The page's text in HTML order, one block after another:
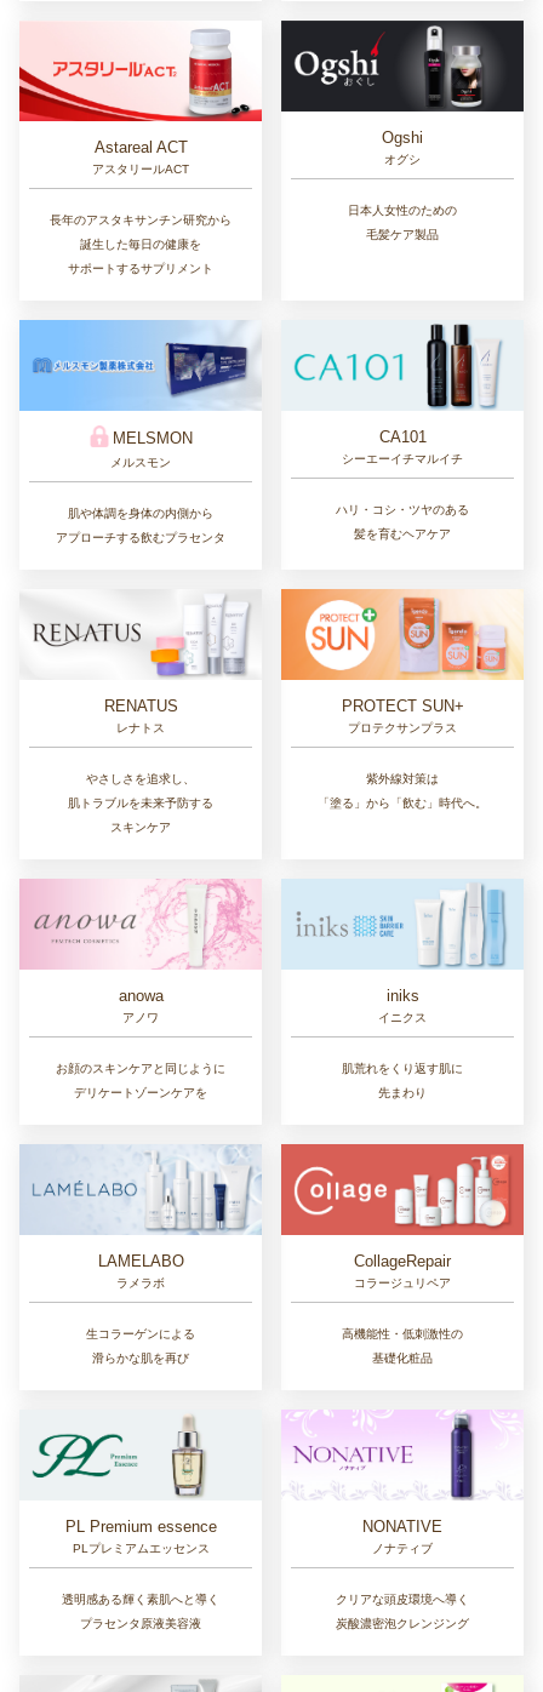
Astareal ACT
アスタリールACT
長年のアスタキサンチン研究から
誕生した毎日の健康を
サポートするサプリメント
Ogshi
オグシ
日本人女性のための
毛髪ケア製品
MELSMON
メルスモン
肌や体調を身体の内側から
アプローチする飲むプラセンタ
CA101
シーエーイチマルイチ
ハリ・コシ・ツヤのある
髪を育むヘアケア
RENATUS
レナトス
やさしさを追求し、
肌トラブルを未来予防する
スキンケア
PROTECT SUN+
プロテクサンプラス
紫外線対策は
「塗る」から「飲む」時代へ。
anowa
アノワ
お顔のスキンケアと同じように
デリケートゾーンケアを
iniks
イニクス
肌荒れをくり返す肌に
先まわり
LAMELABO
ラメラボ
生コラーゲンによる
滑らかな肌を再び
CollageRepair
コラージュリペア
高機能性・低刺激性の
基礎化粧品
PL Premium essence
PLプレミアムエッセンス
透明感ある輝く素肌へと導く
プラセンタ原液美容液
NONATIVE
ノナティブ
クリアな頭皮環境へ導く
炭酸濃密泡クレンジング